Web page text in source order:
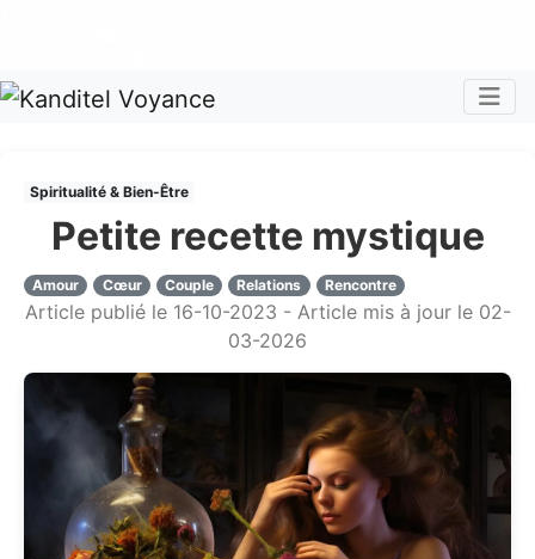
Spiritualité & Bien-Être
Petite recette mystique
Amour Cœur Couple Relations Rencontre
Article publié le 16-10-2023 - Article mis à jour le 02-
03-2026